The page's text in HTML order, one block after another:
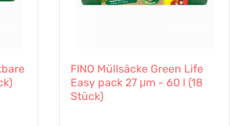
FINO Müllsäcke Green Life
Easy pack 27 μm - 60 l (18
Stück)